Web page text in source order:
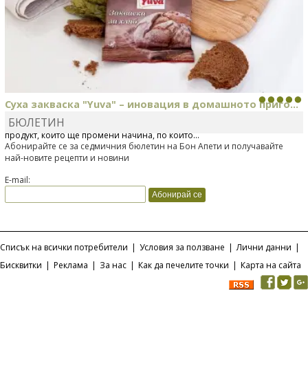
Суха закваска "Yuva" – иновация в домашното приго...
Отскоро Лесафр България стартира предлагането на изцяло нов
продукт, който ще промени начина, по който...
БЮЛЕТИН
Абонирайте се за седмичния бюлетин на Бон Апети и получавайте
най-новите рецепти и новини
E-mail:
Списък на всички потребители | Условия за ползване | Лични данни |
Бисквитки | Реклама | За нас | Как да печелите точки | Карта на сайта